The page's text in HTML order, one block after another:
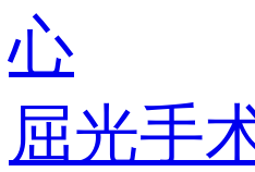
心
屈光手